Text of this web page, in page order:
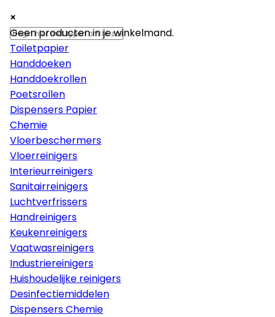
×
Papier
Toiletpapier
Handdoeken
Handdoekrollen
Poetsrollen
Dispensers Papier
Chemie
Vloerbeschermers
Vloerreinigers
Interieurreinigers
Sanitairreinigers
Luchtverfrissers
Handreinigers
Keukenreinigers
Vaatwasreinigers
Industriereinigers
Huishoudelijke reinigers
Desinfectiemiddelen
Dispensers Chemie
×
×
Geen producten in je winkelmand.